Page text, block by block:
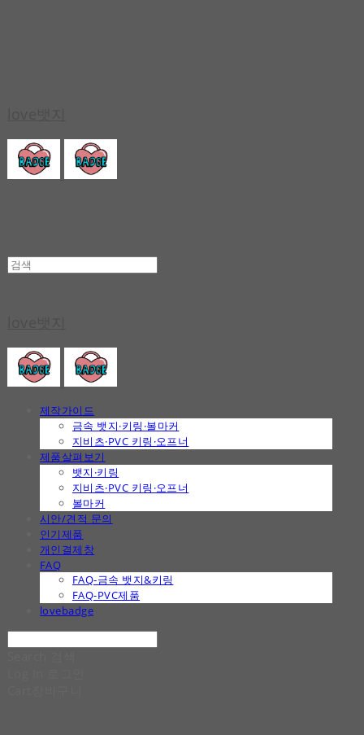
제작가이드
금속 뱃지·키링·볼마커
지비츠·PVC 키링·오프너
제품살펴보기
뱃지·키링
지비츠·PVC 키링·오프너
볼마커
시안/견적 문의
인기제품
개인결제창
FAQ
FAQ-금속 뱃지&키링
FAQ-PVC제품
lovebadge